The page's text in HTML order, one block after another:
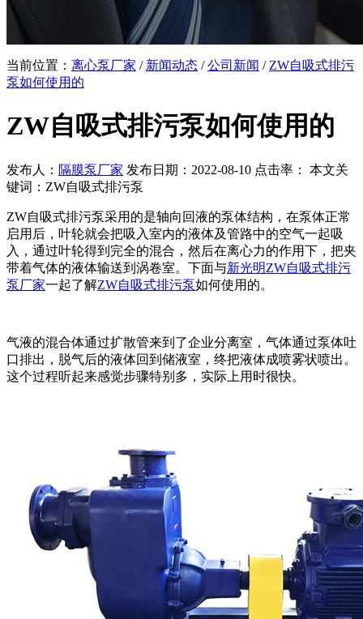
当前位置： 离心泵厂家 / 新闻动态 /公司新闻 / ZW自吸式排污
泵如何使用的
ZW自吸式排污泵如何使用的
发布人： 隔膜泵厂家 发布日期：2022-08-10 点击率：
本文关
键词：ZW自吸式排污泵
ZW自吸式排污泵采用的是轴向回液的泵体结构，在泵体正常
启用后，叶轮就会把吸入室内的液体及管路中的空气一起吸
入，通过叶轮得到完全的混合，然后在离心力的作用下，把夹
带着气体的液体输送到涡卷室。下面与新光明ZW自吸式排污
泵厂家一起了解ZW自吸式排污泵如何使用的。
气液的混合体通过扩散管来到了企业分离室，气体通过泵体吐
口排出，脱气后的液体回到储液室，终把液体成喷雾状喷出。
这个过程听起来感觉步骤特别多，实际上用时很快。